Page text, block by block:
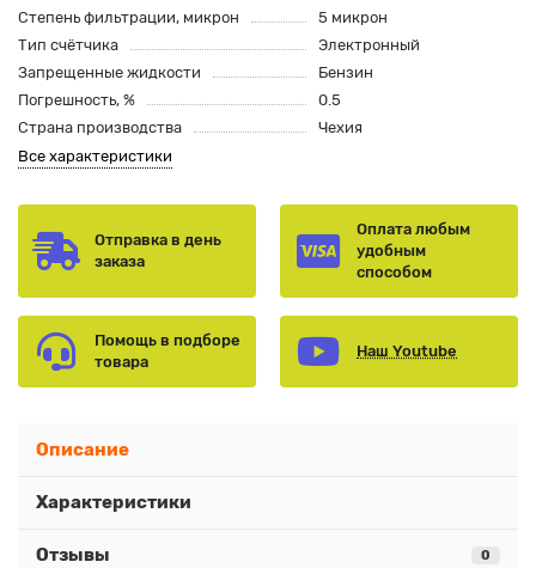
Степень фильтрации, микрон
5 микрон
Тип счётчика
Электронный
Запрещенные жидкости
Бензин
Погрешность, %
0.5
Страна производства
Чехия
Все характеристики
Отправка в день
заказа
Оплата любым
удобным
способом
Помощь в подборе
товара
Наш Youtube
Описание
Характеристики
Отзывы 0